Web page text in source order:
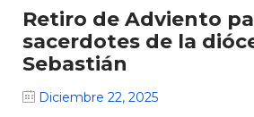
Retiro de Adviento
sacerdotes de la
Sebastián
Diciembre 22, 2025